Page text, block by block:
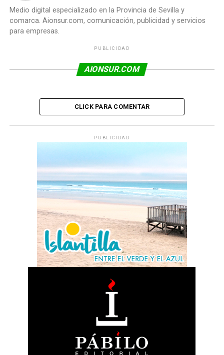
Medio digital especializado en la Provincia de Sevilla y
comarca. Aionsur.com, comunicación, publicidad y servicios
para empresas.
PUBLICIDAD
AIONSUR.COM
CLICK PARA COMENTAR
PUBLICIDAD